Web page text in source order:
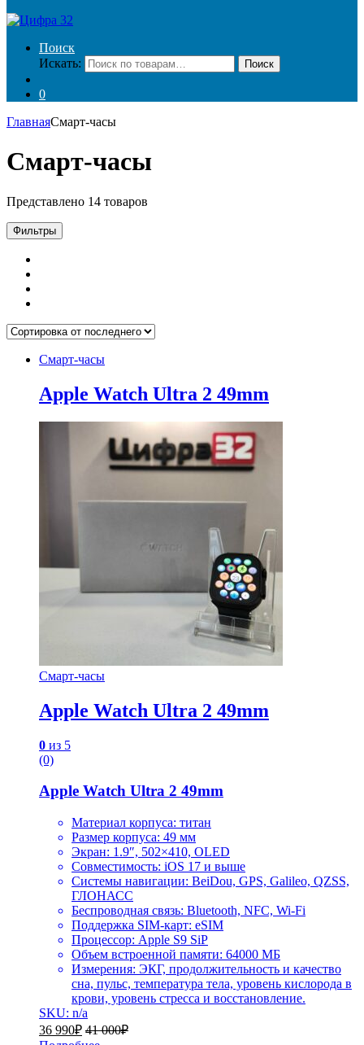
Поиск
Искать:
Поиск
0
ГлавнаяСмарт-часы
Смарт-часы
Представлено 14 товаров
Фильтры
Смарт-часы
Apple Watch Ultra 2 49mm
Смарт-часы
Apple Watch Ultra 2 49mm
0 из 5
(0)
Apple Watch Ultra 2 49mm
Материал корпуса: титан
Размер корпуса: 49 мм
Экран: 1.9″, 502×410, OLED
Совместимость: iOS 17 и выше
Системы навигации: BeiDou, GPS, Galileo, QZSS,
ГЛОНАСС
Беспроводная связь: Bluetooth, NFC, Wi-Fi
Поддержка SIM-карт: eSIM
Процессор: Apple S9 SiP
Объем встроенной памяти: 64000 МБ
Измерения: ЭКГ, продолжительность и качество
сна, пульс, температура тела, уровень кислорода в
крови, уровень стресса и восстановление.
SKU: n/a
36 990₽ 41 000₽